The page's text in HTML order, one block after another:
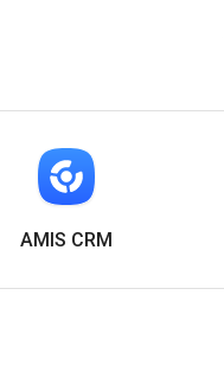
AMIS CRM